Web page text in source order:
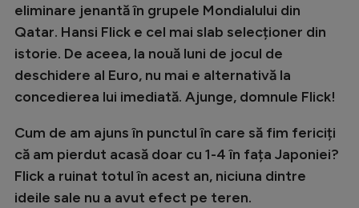
Gimnastică
Auto
Rugby
Ciclism
Alte sporturi
JO 2026
eliminare jenantă în grupele Mondialului din
Qatar. Hansi Flick e cel mai slab selecționer din
istorie. De aceea, la nouă luni de jocul de
deschidere al Euro, nu mai e alternativă la
concedierea lui imediată. Ajunge, domnule Flick!
Cum de am ajuns în punctul în care să fim fericiți
că am pierdut acasă doar cu 1-4 în fața Japoniei?
Flick a ruinat totul în acest an, niciuna dintre
ideile sale nu a avut efect pe teren.